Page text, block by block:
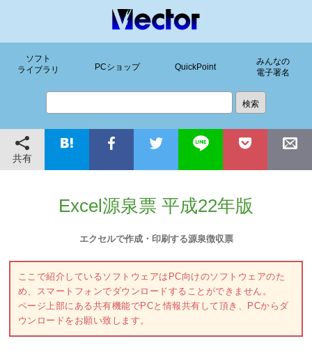
ソフト
ライブラリ
PCショップ QuickPoint
みんなの
電子署名
共有
Excel源泉票 平成22年版
エクセルで作成・印刷する源泉徴収票
ここで紹介しているソフトウェアはPC向けのソフトウェアのた
め、スマートフォンでダウンロードすることができません。
ページ上部にある共有機能でPCと情報共有して頂き、PCからダ
ウンロードをお願い致します。